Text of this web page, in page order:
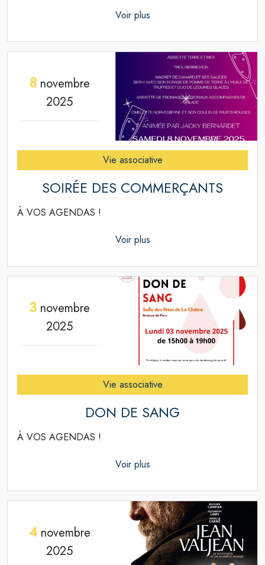
Voir plus
8novembre
2025
Vie associative
SOIRÉE DES COMMERÇANTS
À VOS AGENDAS !
Voir plus
3 novembre
2025
Vie associative
DON DE SANG
À VOS AGENDAS !
Voir plus
4novembre
2025